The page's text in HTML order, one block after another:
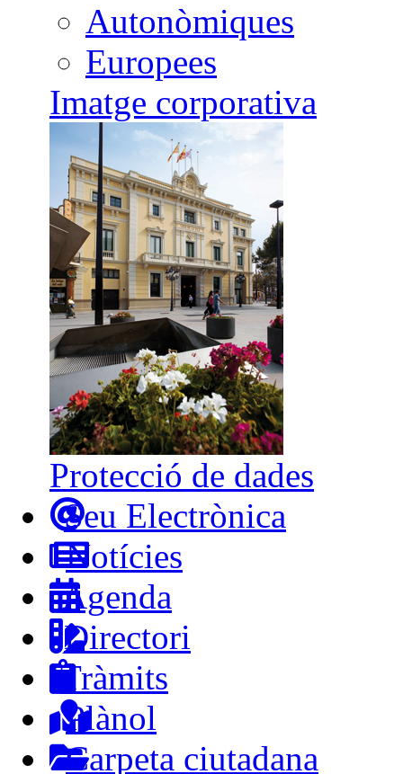
Autonòmiques
Europees
Imatge corporativa
Protecció de dades
Seu Electrònica
Notícies
Agenda
Directori
Tràmits
Plànol
Carpeta ciutadana